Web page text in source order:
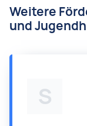
Weitere
und
S